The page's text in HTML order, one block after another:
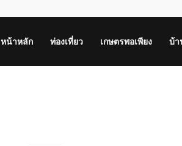
หน้าหลัก ท่องเที่ยว เกษตรพอเพียง บ้